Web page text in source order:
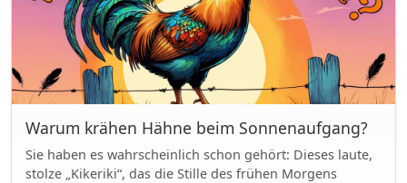
Warum krähen Hähne beim Sonnenaufgang?
Sie haben es wahrscheinlich schon gehört: Dieses laute,
stolze „Kikeriki“, das die Stille des frühen Morgens